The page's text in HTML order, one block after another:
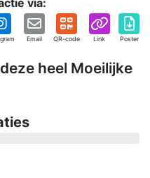
via:
Email QR-code Link Poster
heel Moeilijke